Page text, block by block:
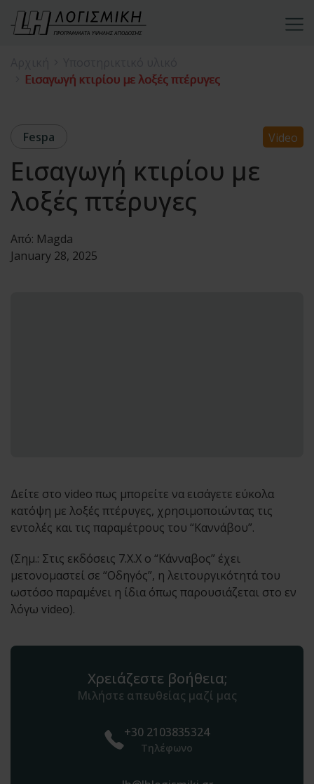
Εισαγωγή κτιρίου με λοξές πτέρυγες
Fespa Video
Εισαγωγή κτιρίου με
λοξές πτέρυγες
Από: Magda
January 28, 2025
Δείτε στο video πως μπορείτε να εισάγετε εύκολα
κατόψη με λοξές πτέρυγες, χρησιμοποιώντας τις
εντολές και τις παραμέτρους του “Καννάβου”.
(Σημ.: Στις εκδόσεις 7.Χ.Χ ο “Κάνναβος” έχει
μετονομαστεί σε “Οδηγός”, η λειτουργικότητά του
ωστόσο παραμένει η ίδια όπως παρουσιάζεται στο εν
λόγω video).
Χρειάζεστε βοήθεια;
Μιλήστε απευθείας μαζί μας
+30 2103835324
Τηλέφωνο